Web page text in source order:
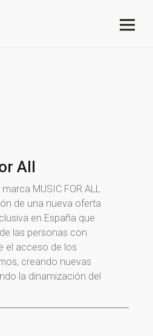
All
MUSIC FOR ALL
de una nueva oferta
en España que
las personas con
el acceso de los
creando nuevas
la dinamización del